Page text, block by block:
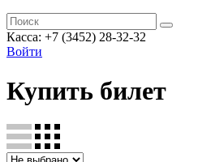
Касса: +7 (3452) 28-32-32
Войти
Купить билет